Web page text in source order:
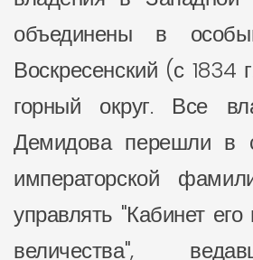
объединены в
Воскресенский (с 1834
горный округ. Все
Демидова перешли в
императорской
управлять "Кабинет его
величества",